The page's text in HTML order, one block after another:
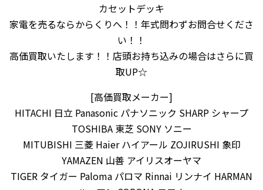
カセットデッキ
家電を売るならからくりへ！！年式問わずお問合せくださ
い！！
高価買取いたします！！店頭お持ち込みの場合はさらに買
取UP☆
[高価買取メーカー]
HITACHI 日立 Panasonic パナソニック SHARP シャープ
TOSHIBA 東芝 SONY ソニー
MITUBISHI 三菱 Haier ハイアール ZOJIRUSHI 象印
YAMAZEN 山善 アイリスオーヤマ
TIGER タイガー Paloma パロマ Rinnai リンナイ HARMAN